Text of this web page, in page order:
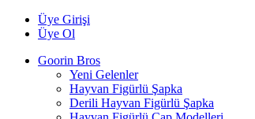
Üye Girişi
Üye Ol
Goorin Bros
Yeni Gelenler
Hayvan Figürlü Şapka
Derili Hayvan Figürlü Şapka